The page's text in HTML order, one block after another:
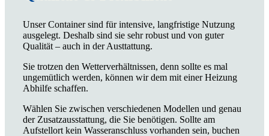
Unser Container sind für intensive, langfristige Nutzung
ausgelegt. Deshalb sind sie sehr robust und von guter
Qualität – auch in der Austtattung.
Sie trotzen den Wetterverhältnissen, denn sollte es mal
ungemütlich werden, können wir dem mit einer Heizung
Abhilfe schaffen.
Wählen Sie zwischen verschiedenen Modellen und genau
der Zusatzausstattung, die Sie benötigen. Sollte am
Aufstellort kein Wasseranschluss vorhanden sein, buchen